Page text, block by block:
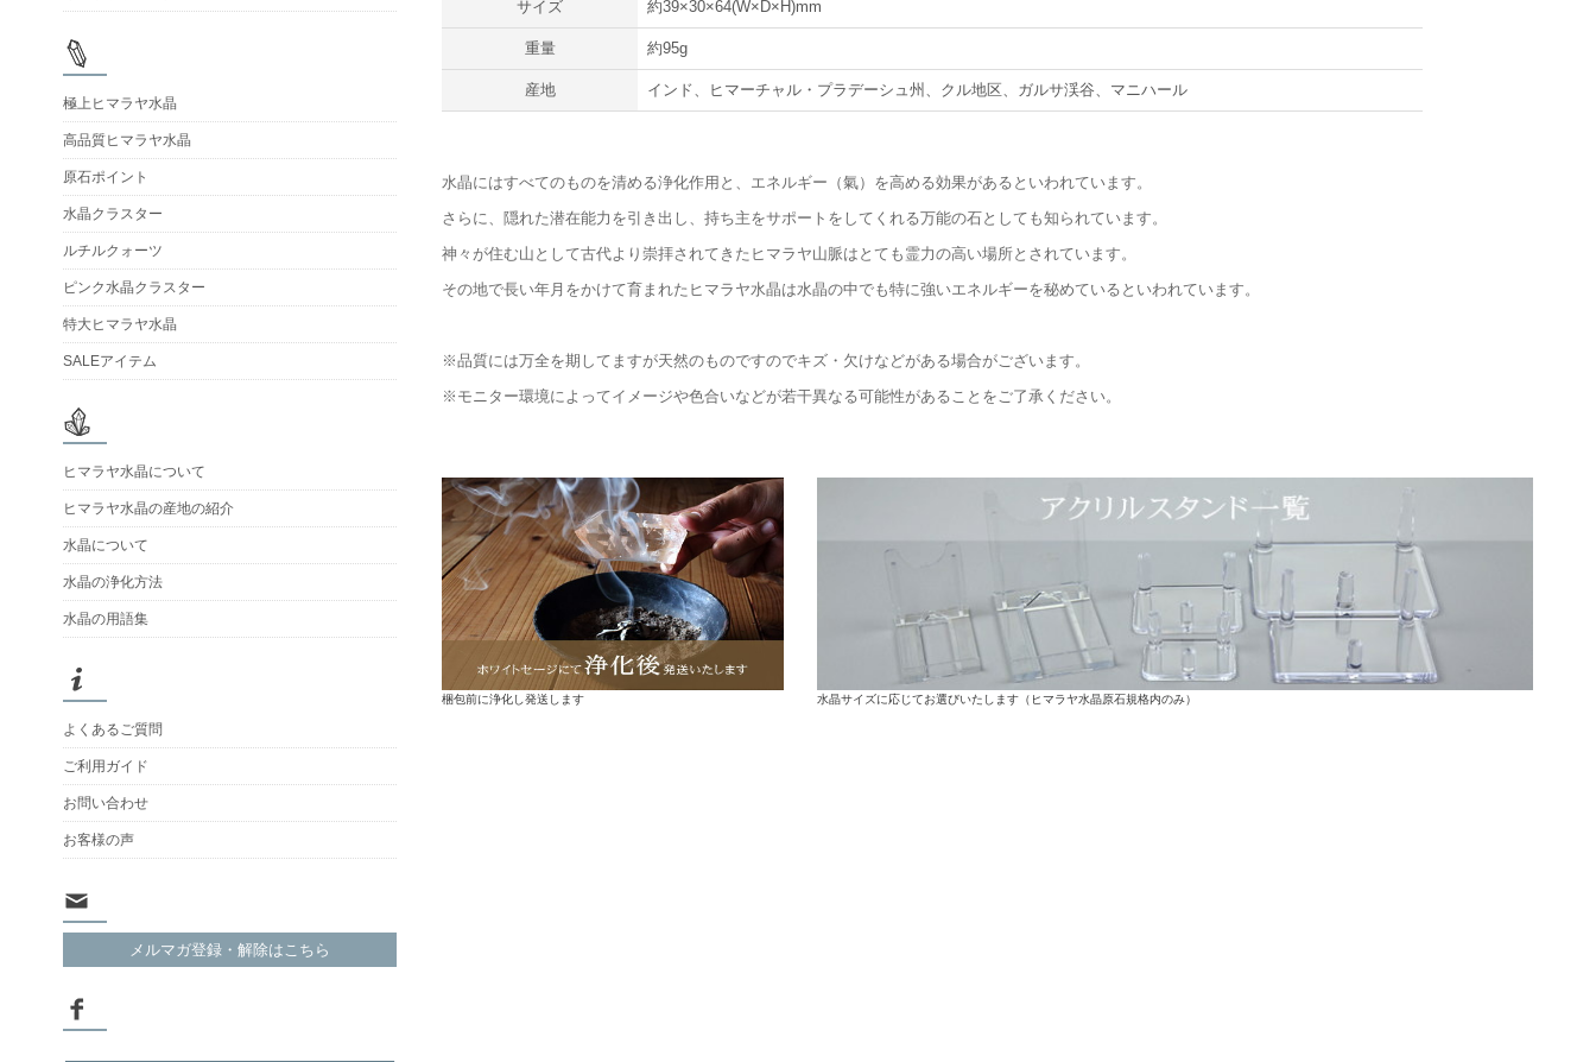
サイズ 約39×30×64(W×D×H)mm
重量 約95g
産地 インド、ヒマーチャル・プラデーシュ州、クル地区、ガルサ渓谷、マニハール
水晶にはすべてのものを清める浄化作用と、エネルギー（氣）を高める効果があるといわれています。
さらに、隠れた潜在能力を引き出し、持ち主をサポートをしてくれる万能の石としても知られています。
神々が住む山として古代より崇拝されてきたヒマラヤ山脈はとても霊力の高い場所とされています。
その地で長い年月をかけて育まれたヒマラヤ水晶は水晶の中でも特に強いエネルギーを秘めているといわれています。
※品質には万全を期してますが天然のものですのでキズ・欠けなどがある場合がございます。
※モニター環境によってイメージや色合いなどが若干異なる可能性があることをご了承ください。
梱包前に浄化し発送します 水晶サイズに応じてお選びいたします（ヒマラヤ水晶原石規格内のみ）
極上ヒマラヤ水晶
高品質ヒマラヤ水晶
原石ポイント
水晶クラスター
ルチルクォーツ
ピンク水晶クラスター
特大ヒマラヤ水晶
SALEアイテム
ヒマラヤ水晶について
ヒマラヤ水晶の産地の紹介
水晶について
水晶の浄化方法
水晶の用語集
よくあるご質問
ご利用ガイド
お問い合わせ
お客様の声
メルマガ登録・解除はこちら